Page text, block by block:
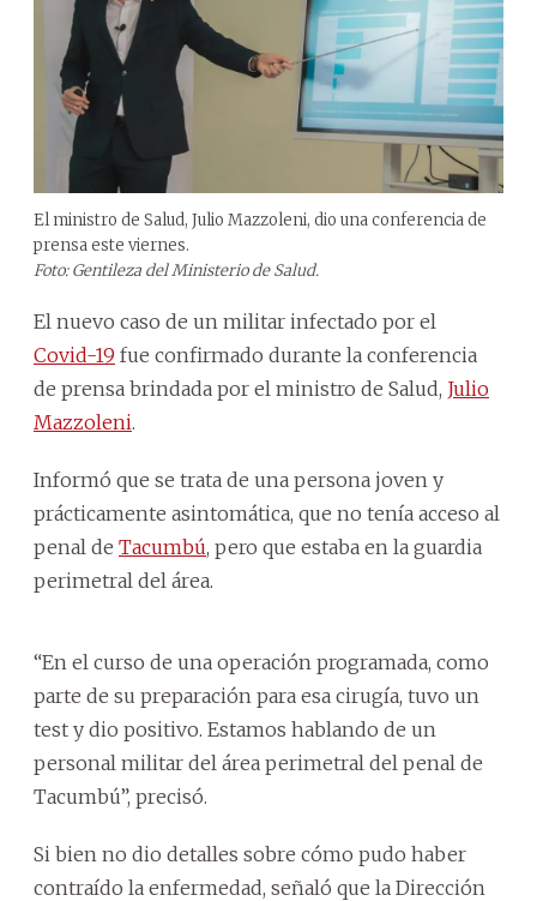
El ministro de Salud, Julio Mazzoleni, dio una conferencia de
prensa este viernes.
Foto: Gentileza del Ministerio de Salud.
El nuevo caso de un militar infectado por el
Covid-19 fue confirmado durante la conferencia
de prensa brindada por el ministro de Salud, Julio
Mazzoleni.
Informó que se trata de una persona joven y
prácticamente asintomática, que no tenía acceso al
penal de Tacumbú, pero que estaba en la guardia
perimetral del área.
“En el curso de una operación programada, como
parte de su preparación para esa cirugía, tuvo un
test y dio positivo. Estamos hablando de un
personal militar del área perimetral del penal de
Tacumbú”, precisó.
Si bien no dio detalles sobre cómo pudo haber
contraído la enfermedad, señaló que la Dirección